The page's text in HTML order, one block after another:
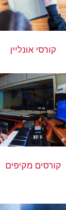
קורסי אונליין
קורסים מקיפים